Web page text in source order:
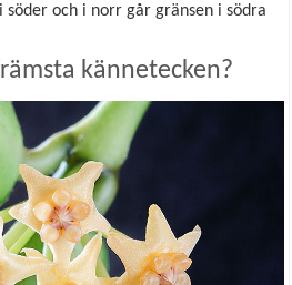
söder och i norr går gränsen i södra
kännetecken?